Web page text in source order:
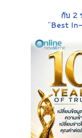
กับ 2
"Best